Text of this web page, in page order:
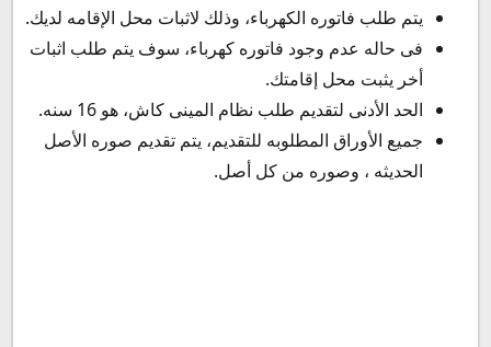
يتم طلب فاتوره الكهرباء، وذلك لاثبات محل الإقامه لديك.
فى حاله عدم وجود فاتوره كهرباء، سوف يتم طلب اثبات
أخر يثبت محل إقامتك.
الحد الأدنى لتقديم طلب نظام المينى كاش، هو 16 سنه.
جميع الأوراق المطلوبه للتقديم، يتم تقديم صوره الأصل
الحديثه ، وصوره من كل أصل.